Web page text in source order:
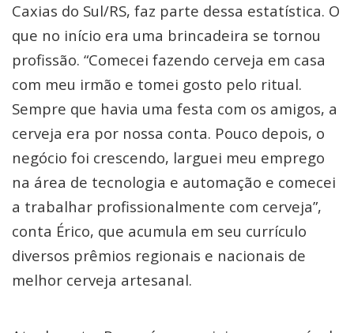
Caxias do Sul/RS, faz parte dessa estatística. O
que no início era uma brincadeira se tornou
profissão. “Comecei fazendo cerveja em casa
com meu irmão e tomei gosto pelo ritual.
Sempre que havia uma festa com os amigos, a
cerveja era por nossa conta. Pouco depois, o
negócio foi crescendo, larguei meu emprego
na área de tecnologia e automação e comecei
a trabalhar profissionalmente com cerveja”,
conta Érico, que acumula em seu currículo
diversos prêmios regionais e nacionais de
melhor cerveja artesanal.